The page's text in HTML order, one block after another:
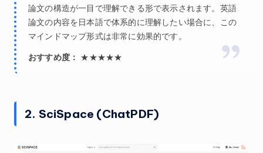
論文の構造が一目で理解できる形で表示されます。英語
論文の内容を日本語で体系的に理解したい場合に、この
マインドマップ形式は非常に効果的です。
おすすめ度： ★★★★★
2. SciSpace (ChatPDF)